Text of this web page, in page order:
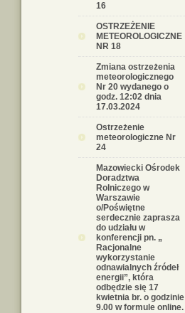
16
OSTRZEŻENIE
METEOROLOGICZNE
NR 18
Zmiana ostrzeżenia
meteorologicznego
Nr 20 wydanego o
godz. 12:02 dnia
17.03.2024
Ostrzeżenie
meteorologiczne Nr
24
Mazowiecki Ośrodek
Doradztwa
Rolniczego w
Warszawie
o/Poświętne
serdecznie zaprasza
do udziału w
konferencji pn. „
Racjonalne
wykorzystanie
odnawialnych źródeł
energii”, która
odbędzie się 17
kwietnia br. o godzinie
9.00 w formule online.